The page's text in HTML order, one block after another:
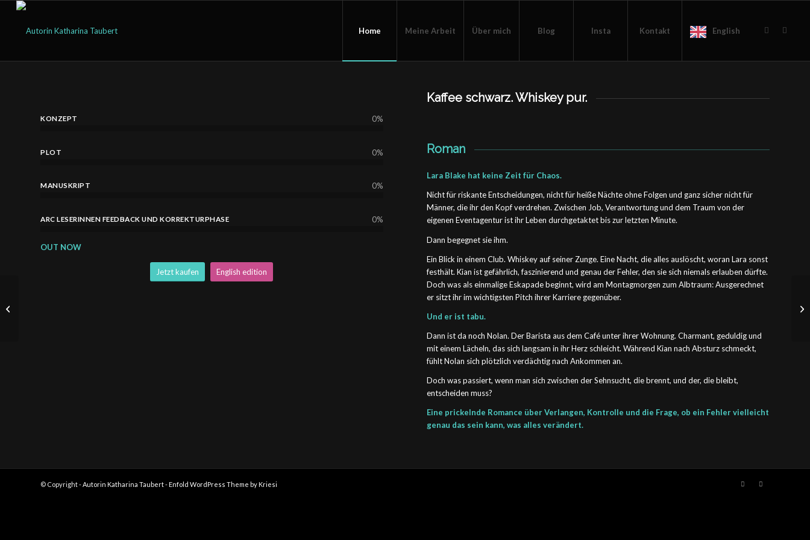
Home Meine Arbeit Über mich Blog Insta Kontakt English
KONZEPT 0%
PLOT 0%
MANUSKRIPT 0%
ARC LESERINNEN FEEDBACK UND KORREKTURPHASE 0%
OUT NOW
Jetzt kaufen English edition
Kaffee schwarz. Whiskey pur.
Roman
Lara Blake hat keine Zeit für Chaos.
Nicht für riskante Entscheidungen, nicht für heiße Nächte ohne Folgen und ganz sicher nicht für
Männer, die ihr den Kopf verdrehen. Zwischen Job, Verantwortung und dem Traum von der
eigenen Eventagentur ist ihr Leben durchgetaktet bis zur letzten Minute.
Dann begegnet sie ihm.
Ein Blick in einem Club. Whiskey auf seiner Zunge. Eine Nacht, die alles auslöscht, woran Lara sonst
festhält. Kian ist gefährlich, faszinierend und genau der Fehler, den sie sich niemals erlauben dürfte.
Doch was als einmalige Eskapade beginnt, wird am Montagmorgen zum Albtraum: Ausgerechnet
er sitzt ihr im wichtigsten Pitch ihrer Karriere gegenüber.
Und er ist tabu.
Dann ist da noch Nolan. Der Barista aus dem Café unter ihrer Wohnung. Charmant, geduldig und
mit einem Lächeln, das sich langsam in ihr Herz schleicht. Während Kian nach Absturz schmeckt,
fühlt Nolan sich plötzlich verdächtig nach Ankommen an.
Doch was passiert, wenn man sich zwischen der Sehnsucht, die brennt, und der, die bleibt,
entscheiden muss?
Eine prickelnde Romance über Verlangen, Kontrolle und die Frage, ob ein Fehler vielleicht
genau das sein kann, was alles verändert.
© Copyright -Autorin Katharina Taubert-Enfold WordPress Theme by Kriesi